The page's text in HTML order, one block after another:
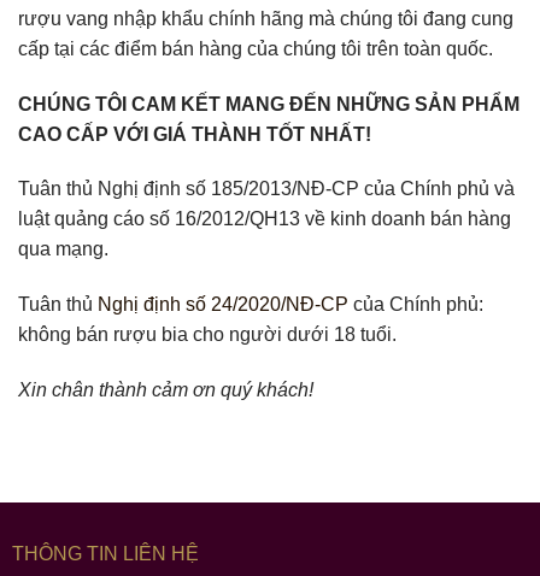
rượu vang nhập khẩu chính hãng mà chúng tôi đang cung
cấp tại các điểm bán hàng của chúng tôi trên toàn quốc.
CHÚNG TÔI CAM KẾT MANG ĐẾN NHỮNG SẢN PHẨM
CAO CẤP VỚI GIÁ THÀNH TỐT NHẤT!
Tuân thủ Nghị định số 185/2013/NĐ-CP của Chính phủ và
luật quảng cáo số 16/2012/QH13 về kinh doanh bán hàng
qua mạng.
Tuân thủ Nghị định số 24/2020/NĐ-CP của Chính phủ:
không bán rượu bia cho người dưới 18 tuổi.
Xin chân thành cảm ơn quý khách!
THÔNG TIN LIÊN HỆ